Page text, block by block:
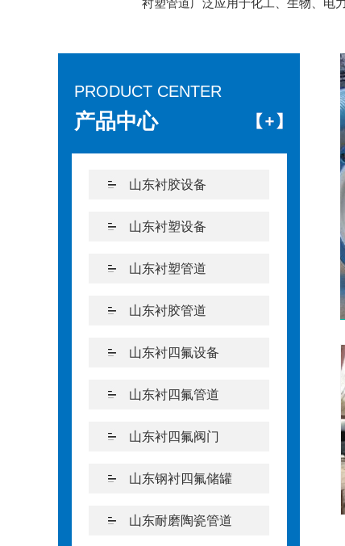
衬塑管道广泛应用于化工、生物、电
PRODUCT CENTER
产品中心
山东衬胶设备
山东衬塑设备
山东衬塑管道
山东衬胶管道
山东衬四氟设备
山东衬四氟管道
山东衬四氟阀门
山东钢衬四氟储罐
山东耐磨陶瓷管道